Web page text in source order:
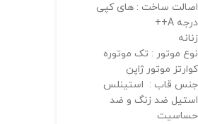
اصالت ساخت : های کپی
درجه A++
زنانه
نوع موتور : تک موتوره
کوارتز موتور ژاپن
جنس قاب : استینلس
استیل ضد زنگ و ضد
حساسیت